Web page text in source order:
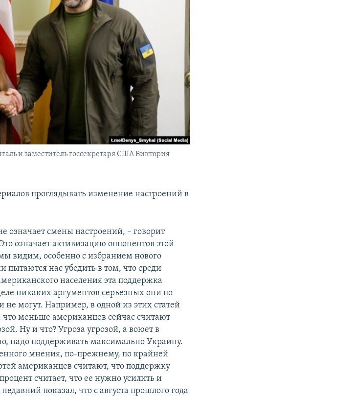
и заместитель госсекретаря США Виктория
проглядывать изменение настроений в
означает смены настроений, – говорит
означает активизацию оппонентов этой
видим, особенно с избранием нового
пытаются нас убедить в том, что среди
населения эта поддержка
никаких аргументов серьезных они по
не могут. Например, в одной из этих статей
что меньше американцев сейчас считают
Ну и что? Угроза угрозой, а воюет в
надо поддерживать максимально Украину.
мнения, по-прежнему, по крайней
американцев считают, что поддержку
считает, что ее нужно усилить и
показал, что с августа прошлого года